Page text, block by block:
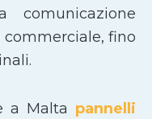
comunicazione
fino
a Malta pannelli